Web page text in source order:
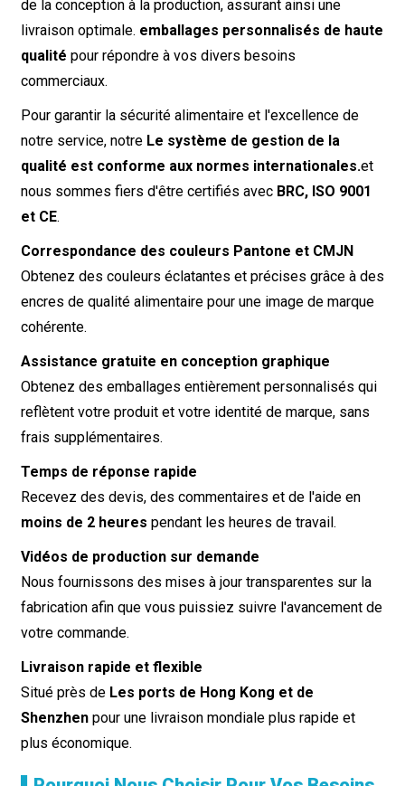
de la conception à la production, assurant ainsi une
livraison optimale. emballages personnalisés de haute
qualité pour répondre à vos divers besoins
commerciaux.
Pour garantir la sécurité alimentaire et l'excellence de
notre service, notre Le système de gestion de la
qualité est conforme aux normes internationales.et
nous sommes fiers d'être certifiés avec BRC, ISO 9001
et CE.
Correspondance des couleurs Pantone et CMJN
Obtenez des couleurs éclatantes et précises grâce à des
encres de qualité alimentaire pour une image de marque
cohérente.
Assistance gratuite en conception graphique
Obtenez des emballages entièrement personnalisés qui
reflètent votre produit et votre identité de marque, sans
frais supplémentaires.
Temps de réponse rapide
Recevez des devis, des commentaires et de l'aide en
moins de 2 heures pendant les heures de travail.
Vidéos de production sur demande
Nous fournissons des mises à jour transparentes sur la
fabrication afin que vous puissiez suivre l'avancement de
votre commande.
Livraison rapide et flexible
Situé près de Les ports de Hong Kong et de
Shenzhenpour une livraison mondiale plus rapide et
plus économique.